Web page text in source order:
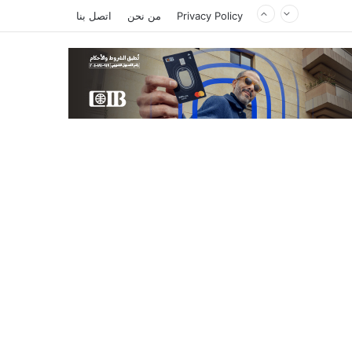
Privacy Policy من نحن اتصل بنا